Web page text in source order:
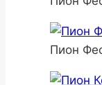
Пион